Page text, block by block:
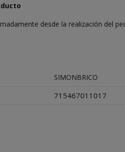
desde la realización del
SIMONBRICO
715467011017